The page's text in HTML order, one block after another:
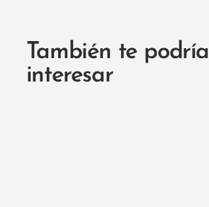
También te podría
interesar